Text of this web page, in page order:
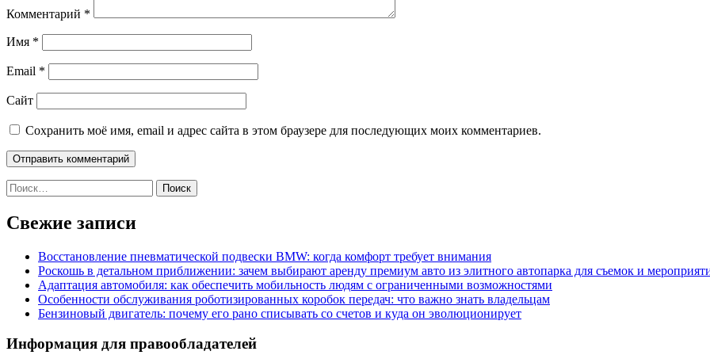
Комментарий *
Имя *
Email *
Сайт
Сохранить моё имя, email и адрес сайта в этом браузере для последующих моих комментариев.
Найти:
Свежие записи
Восстановление пневматической подвески BMW: когда комфорт требует внимания
Роскошь в детальном приближении: зачем выбирают аренду премиум авто из элитного автопарка для съемок и
Адаптация автомобиля: как обеспечить мобильность людям с ограниченными возможностями
Особенности обслуживания роботизированных коробок передач: что важно знать владельцам
Бензиновый двигатель: почему его рано списывать со счетов и куда он эволюционирует
Информация для правообладателей